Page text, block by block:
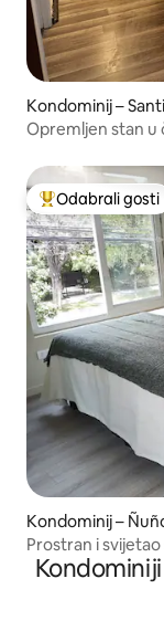
Kondominij –
Opremljen stan u
Među najviše
Odabrali gosti
Kondominij –
Prostran i